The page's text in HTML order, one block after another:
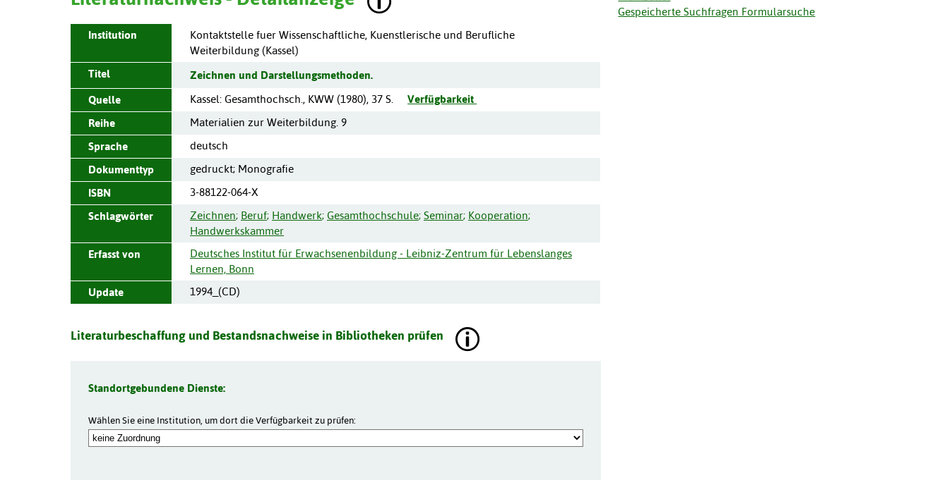
Gespeicherte Suchfragen Formularsuche
Institution
Kontaktstelle fuer Wissenschaftliche, Kuenstlerische und Berufliche
Weiterbildung (Kassel)
Titel
Zeichnen und Darstellungsmethoden.
Quelle Kassel: Gesamthochsch., KWW (1980), 37 S.
Verfügbarkeit
Reihe
Materialien zur Weiterbildung. 9
Sprache
deutsch
Dokumenttyp
gedruckt; Monografie
ISBN
3-88122-064-X
Schlagwörter
Zeichnen; Beruf; Handwerk; Gesamthochschule; Seminar; Kooperation;
Handwerkskammer
Erfasst von
Deutsches Institut für Erwachsenenbildung - Leibniz-Zentrum für Lebenslanges
Lernen, Bonn
Update
1994_(CD)
Literaturbeschaffung und Bestandsnachweise in Bibliotheken prüfen
Standortgebundene Dienste:
Wählen Sie eine Institution, um dort die Verfügbarkeit zu prüfen: